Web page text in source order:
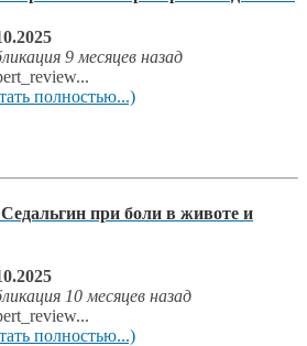
9 месяцев назад
полностью...)
при боли в животе и
10 месяцев назад
полностью...)